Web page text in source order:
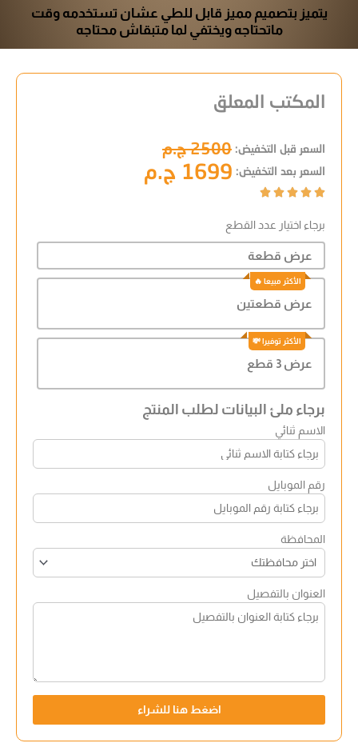
يتميز بتصميم مميز قابل للطي عشان تستخدمه وقت
ماتحتاجه ويختفي لما متبقاش محتاجه
المكتب المعلق
السعر قبل التخفيض: 2500 ج.م
السعر بعد التخفيض: 1699 ج.م





برجاء اختيار عدد القطع
عرض قطعة
عرض قطعتين
عرض 3 قطع
برجاء ملئ البيانات لطلب المنتج
الاسم ثنائي
رقم الموبايل
المحافظة
العنوان بالتفصيل
اضغط هنا للشراء